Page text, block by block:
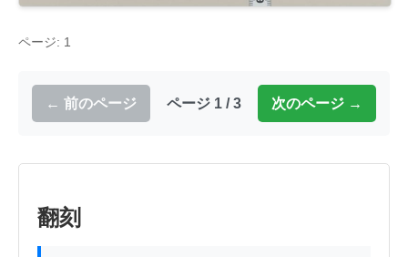
ページ: 1
← 前のページ ページ 1 / 3 次のページ →
翻刻